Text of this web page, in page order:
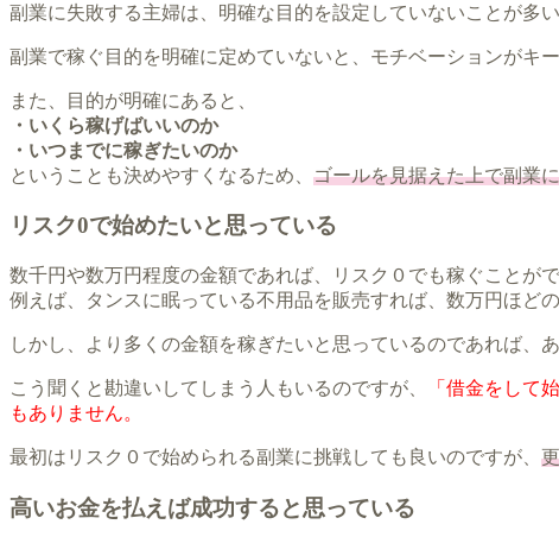
副業に失敗する主婦は、明確な目的を設定していないことが多い
副業で稼ぐ目的を明確に定めていないと、モチベーションがキ
また、目的が明確にあると、
・いくら稼げばいいのか
・いつまでに稼ぎたいのか
ということも決めやすくなるため、 ゴールを見据えた上で副業
リスク0で始めたいと思っている
数千円や数万円程度の金額であれば、リスク０でも稼ぐことがで
例えば、タンスに眠っている不用品を販売すれば、数万円ほど
しかし、より多くの金額を稼ぎたいと思っているのであれば、
こう聞くと勘違いしてしまう人もいるのですが、
「借金をして
もありません。
最初はリスク０で始められる副業に挑戦しても良いのですが、
高いお金を払えば成功すると思っている